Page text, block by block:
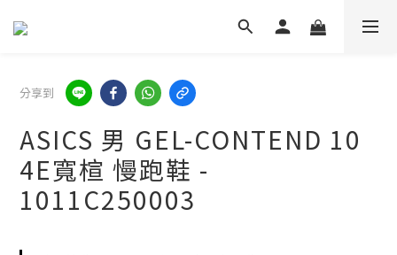
分享到
ASICS 男 GEL-CONTEND 10
4E寬楦 慢跑鞋 -
1011C250003